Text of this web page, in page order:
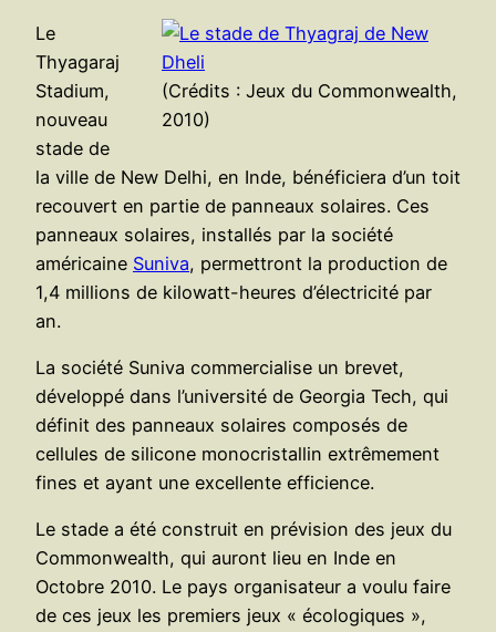
(Crédits : Jeux du Commonwealth,
2010)
Le
Thyagaraj
Stadium,
nouveau
stade de
la ville de New Delhi, en Inde, bénéficiera d’un toit
recouvert en partie de panneaux solaires. Ces
panneaux solaires, installés par la société
américaine Suniva, permettront la production de
1,4 millions de kilowatt-heures d’électricité par
an.
La société Suniva commercialise un brevet,
développé dans l’université de Georgia Tech, qui
définit des panneaux solaires composés de
cellules de silicone monocristallin extrêmement
fines et ayant une excellente efficience.
Le stade a été construit en prévision des jeux du
Commonwealth, qui auront lieu en Inde en
Octobre 2010. Le pays organisateur a voulu faire
de ces jeux les premiers jeux « écologiques »,